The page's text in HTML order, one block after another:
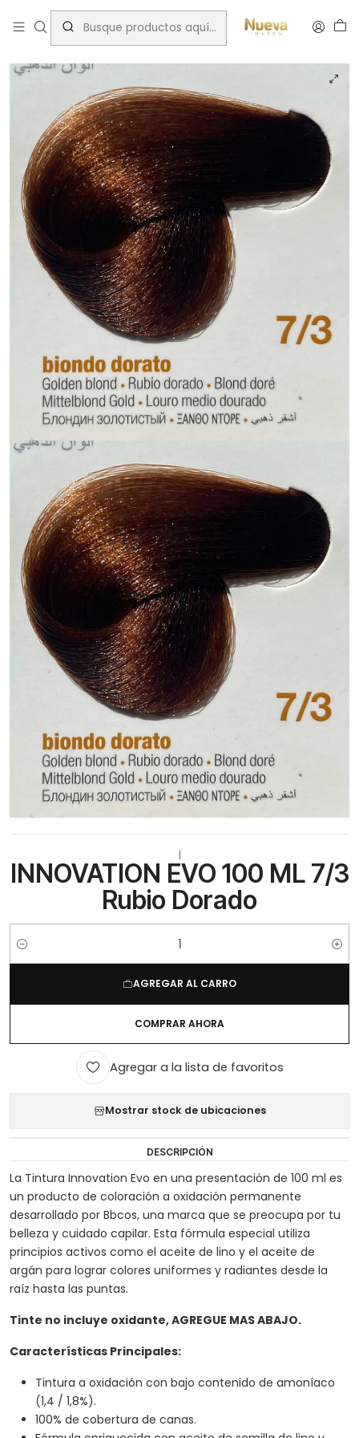
Innovation INNOVATION EVO 100 ML 7/3 Rubio Dorado
INNOVATION EVO 100 ML 7/3
Rubio Dorado
Cantidad
AGREGAR AL CARRO
COMPRAR AHORA
Agregar a la lista de favoritos
Mostrar stock de ubicaciones
DESCRIPCIÓN
La Tintura Innovation Evo en una presentación de 100 ml es
un producto de coloración a oxidación permanente
desarrollado por Bbcos, una marca que se preocupa por tu
belleza y cuidado capilar. Esta fórmula especial utiliza
principios activos como el aceite de lino y el aceite de
argán para lograr colores uniformes y radiantes desde la
raíz hasta las puntas.
Tinte no incluye oxidante, AGREGUE MAS ABAJO.
Características Principales:
Tintura a oxidación con bajo contenido de amoníaco
(1,4 / 1,8%).
100% de cobertura de canas.